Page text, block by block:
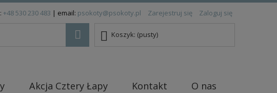
+48 530 230 483 | email: psokoty@psokoty.pl Zarejestruj się Zaloguj się
Koszyk: (pusty)
Akcja Cztery Łapy Kontakt
O nas